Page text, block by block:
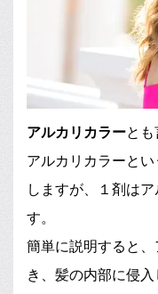
アルカリカラーとも
アルカリカラーと
しますが、１剤は
す。
簡単に説明すると
き、髪の内部に侵